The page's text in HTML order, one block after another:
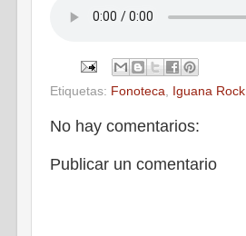
Etiquetas: Fonoteca, Iguana Rock
No hay comentarios:
Publicar un comentario